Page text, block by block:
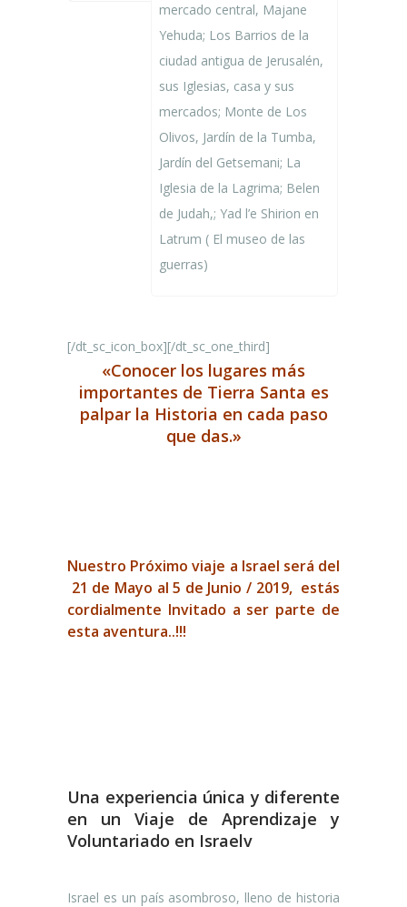
mercado central, Majane
Yehuda; Los Barrios de la
ciudad antigua de Jerusalén,
sus Iglesias, casa y sus
mercados; Monte de Los
Olivos, Jardín de la Tumba,
Jardín del Getsemani; La
Iglesia de la Lagrima; Belen
de Judah,; Yad l’e Shirion en
Latrum ( El museo de las
guerras)
[/dt_sc_icon_box][/dt_sc_one_third]
«Conocer los lugares más
importantes de Tierra Santa es
palpar la Historia en cada paso
que das.»
Nuestro Próximo viaje a Israel será del
21 de Mayo al 5 de Junio / 2019, estás
cordialmente Invitado a ser parte de
esta aventura..!!!
Una experiencia única y diferente
en un Viaje de Aprendizaje y
Voluntariado en Israelv
Israel es un país asombroso, lleno de historia